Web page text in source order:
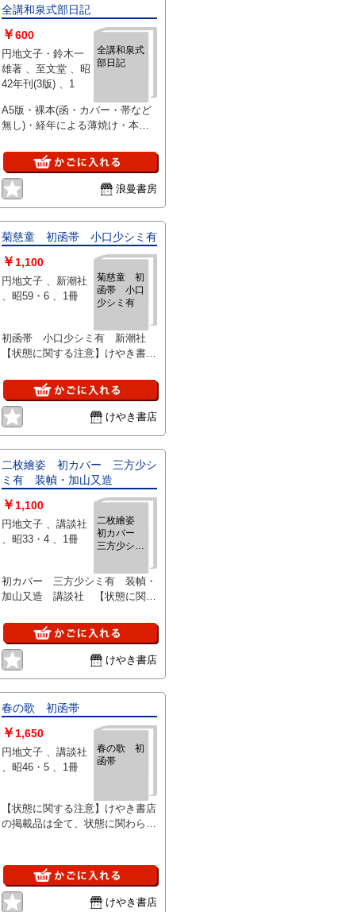
「肉体の罪」田村
泰次郎「牧野信一
氏の死」「大学」
新田潤「地下室」
井上友一郎「波の
上」竹内昌平「会
の条件」荒木巍
「五分の魂」田宮
沓」「女の子」
「若い争ひ」青野
季吉、金子洋文、
孝丸、武田麟太郎
他「日本に於ける
社会主義文学の台
頭期を語る座談
会」小坂たき子
「虚ろな顔」湯浅
男の子」徳田秋
声、広津和郎、佐
郎他「散文精神を
訊く座談会」他
、人民社 、昭和11
年 、8冊
58年 、1冊
全講和泉式部日記
全講和泉式
部日記
￥600
円地文子・鈴木一
雄著 、至文堂 、昭
42年刊(3版) 、1
A5版・裸本(函・カバー・帯など
無し)・経年による薄焼け・本文
ス本の厚さ3㎝超え)・P9
浪曼書房
菊慈童 初函帯 小口少シミ有
菊慈童 初
函帯 小口
少シミ有
￥1,100
円地文子 、新潮社
、昭59・6 、1冊
初函帯 小口少シミ有 新潮社
【状態に関する注意】けやき書店
「中古品（並）」と表示されてい
ます。「日本の古本屋」は６段階
の「状態」表記が必須となりまし
たが、当店の扱う商品の特質上、
い（不可能な）為、状態欄の「中
古品（並）」という表現は考慮に
いれないで下さい。痛みなどの瑕
疵につきましては、解説欄等をご
参考にして下さい。状態表記の無
いものは特に問題なく良好とお考
けやき書店
二枚繪姿 初カバー 三方少シ
ミ有 装幀・加山又造
二枚繪姿
初カバー
三方少シミ
加山又造
￥ 1,100
円地文子 、講談社
、昭33・4 、1冊
初カバー 三方少シミ有 装幀・
加山又造 講談社 【状態に関す
て、状態に関わらず「中古品
（並）」と表示されています。
「日本の古本屋」は６段階の「状
態」表記が必須となりましたが、
簡易な区分けは適切ではない（不
可能な）為、状態欄の「中古品
（並）」という表現は考慮にいれ
ないで下さい。痛みなどの瑕疵に
つきましては、解説欄等をご参考
のは特に問題なく良好とお考え下
さい。:
けやき書店
春の歌 初函帯
春の歌 初
函帯
￥ 1,650
円地文子 、講談社
、昭46・5 、1冊
【状態に関する注意】けやき書店
の掲載品は全て、状態に関わらず
の「状態」表記が必須となりまし
たが、当店の扱う商品の特質上、
状態の簡易な区分けは適切ではな
けやき書店